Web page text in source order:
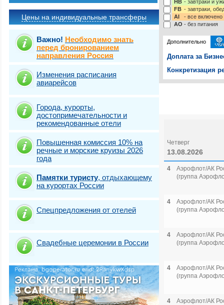
Цены на индивидуальные трансферы
Важно! Необходимо знать
перед бронированием
направления Россия
Изменения расписания
авиарейсов
Города, курорты,
достопримечательности и
рекомендованные отели
Повышенная комиссия 10% на
речные и морские круизы 2026
года
Памятки туристу, отдыхающему
на курортах России
Спецпредложения от отелей
Свадебные церемонии в России
HB - завтраки и
FB - завтраки,
AI
- все включено
AO - без питания
Дополнительно
Доплата за
Конкретизация
Четверг
13.08.2026
4
Аэрофлот/АК
(группа
4
Аэрофлот/АК
(группа
4
Аэрофлот/АК
(группа
4
Аэрофлот/АК
(группа
4
Аэрофлот/АК